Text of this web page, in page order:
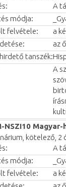
A
módja:
felvétele:
a
az
tanszék:
A
NSZI10
kötelező, 2
A
módja:
felvétele:
a